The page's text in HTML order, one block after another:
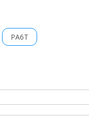
PA6T